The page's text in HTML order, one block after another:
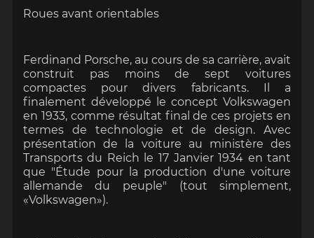
Roues avant orientables
Ferdinand Porsche, au cours de sa carrière, avait
construit pas moins de sept voitures
compactes pour divers fabricants. Il a
finalement développé le concept Volkswagen
en 1933, comme résultat final de ces projets en
termes de technologie et de design. Avec
présentation de la voiture au ministère des
Transports du Reich le 17 Janvier 1934 en tant
que "Étude pour la production d'une voiture
allemande du peuple" (tout simplement,
«Volkswagen»).